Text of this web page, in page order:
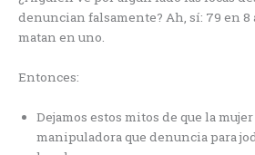
denuncian falsamente? Ah, sí: 79 en 8
matan en uno.
Entonces:
Dejamos estos mitos de que la mujer
manipuladora que denuncia para